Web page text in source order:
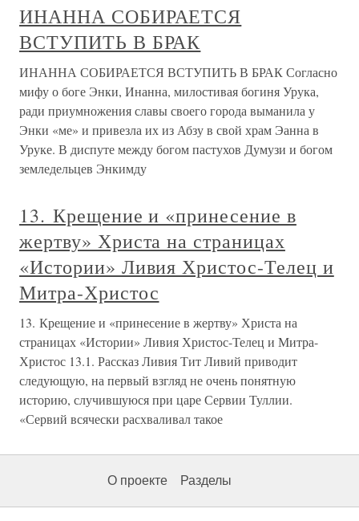
ИНАННА СОБИРАЕТСЯ
ВСТУПИТЬ В БРАК
ИНАННА СОБИРАЕТСЯ ВСТУПИТЬ В БРАК Согласно
мифу о боге Энки, Инанна, милостивая богиня Урука,
ради приумножения славы своего города выманила у
Энки «ме» и привезла их из Абзу в свой храм Эанна в
Уруке. В диспуте между богом пастухов Думузи и богом
земледельцев Энкимду
13. Крещение и «принесение в
жертву» Христа на страницах
«Истории» Ливия Христос-Телец и
Митра-Христос
13. Крещение и «принесение в жертву» Христа на
страницах «Истории» Ливия Христос-Телец и Митра-
Христос 13.1. Рассказ Ливия Тит Ливий приводит
следующую, на первый взгляд не очень понятную
историю, случившуюся при царе Сервии Туллии.
«Сервий всячески расхваливал такое
О проекте Разделы